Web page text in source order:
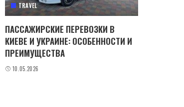
TRAVEL
ПАССАЖИРСКИЕ ПЕРЕВОЗКИ В
КИЕВЕ И УКРАИНЕ: ОСОБЕННОСТИ И
ПРЕИМУЩЕСТВА
10.05.2026